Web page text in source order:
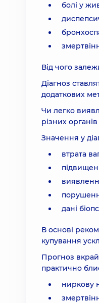
болі у
Від чого
Діагноз
додаткових
Чи легко
різних
Значення у
втрата
дані
В основі
купування
Прогноз
практично
ниркову